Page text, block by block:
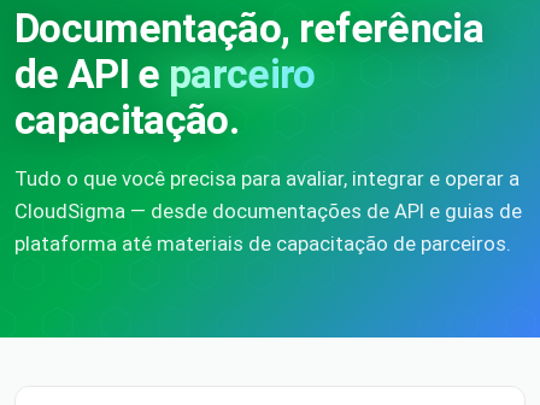
Documentação, referência
de API e parceiro
capacitação.
Tudo o que você precisa para avaliar, integrar e operar a
CloudSigma — desde documentações de API e guias de
plataforma até materiais de capacitação de parceiros.